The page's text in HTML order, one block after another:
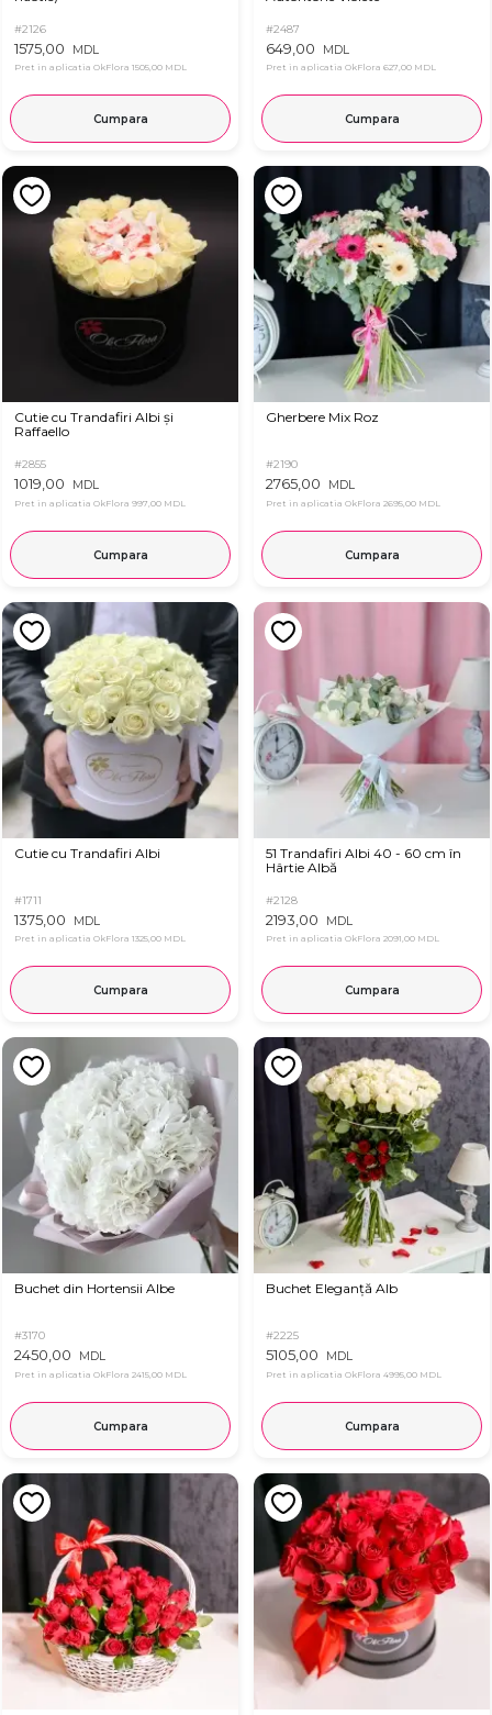
#2126
1575,00 MDL
Pret in aplicatia OkFlora 1505,00 MDL
Cumpara
#2487
649,00 MDL
Pret in aplicatia OkFlora 627,00 MDL
Cumpara
Cutie cu Trandafiri Albi și
Raffaello
#2855
1019,00 MDL
Pret in aplicatia OkFlora 997,00 MDL
Cumpara
Gherbere Mix Roz
#2190
2765,00 MDL
Pret in aplicatia OkFlora 2695,00 MDL
Cumpara
Cutie cu Trandafiri Albi
#1711
1375,00 MDL
Pret in aplicatia OkFlora 1325,00 MDL
Cumpara
51 Trandafiri Albi 40 - 60 cm în
Hârtie Albă
#2128
2193,00 MDL
Pret in aplicatia OkFlora 2091,00 MDL
Cumpara
Buchet din Hortensii Albe
#3170
2450,00 MDL
Pret in aplicatia OkFlora 2415,00 MDL
Cumpara
Buchet Eleganță Alb
#2225
5105,00 MDL
Pret in aplicatia OkFlora 4995,00 MDL
Cumpara